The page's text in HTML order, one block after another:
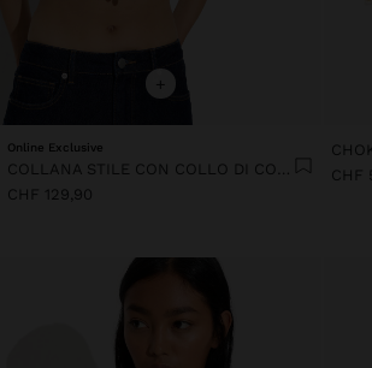
+
Online Exclusive
CHF 129,90
CHF